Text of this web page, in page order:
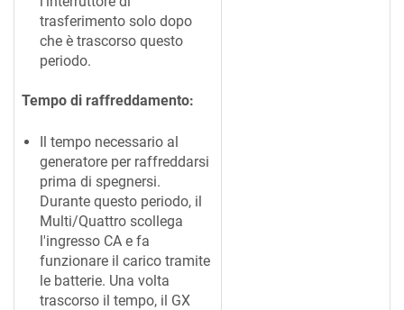
trasferimento solo dopo
che è trascorso questo
periodo.
Tempo di raffreddamento:
Il tempo necessario al
generatore per raffreddarsi
prima di spegnersi.
Durante questo periodo, il
Multi/Quattro scollega
l'ingresso CA e fa
funzionare il carico tramite
le batterie. Una volta
trascorso il tempo, il GX